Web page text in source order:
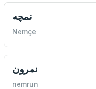
نمچه
Nemçe
نمرون
nemrun